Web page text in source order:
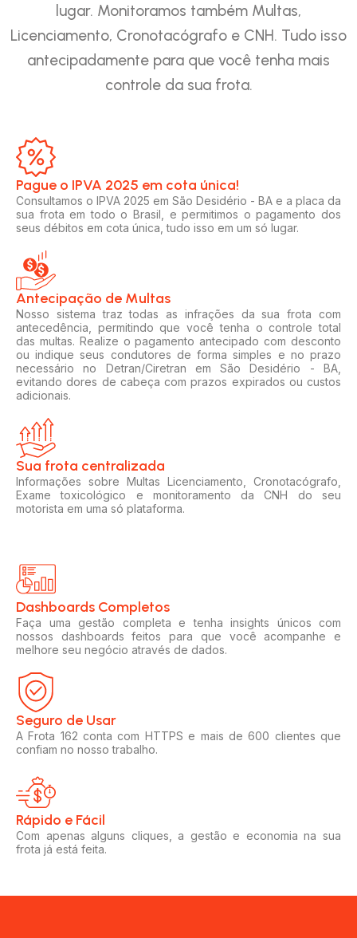
lugar. Monitoramos também Multas,
Licenciamento, Cronotacógrafo e CNH. Tudo isso
antecipadamente para que você tenha mais
controle da sua frota.
Pague o IPVA 2025 em cota única!​
Consultamos o IPVA 2025 em São Desidério - BA e a placa da
sua frota em todo o Brasil, e permitimos o pagamento dos
seus débitos em cota única, tudo isso em um só lugar.
Antecipação de Multas
Nosso sistema traz todas as infrações da sua frota com
antecedência, permitindo que você tenha o controle total
das multas. Realize o pagamento antecipado com desconto
ou indique seus condutores de forma simples e no prazo
necessário no Detran/Ciretran em São Desidério - BA,
evitando dores de cabeça com prazos expirados ou custos
adicionais.
Sua frota centralizada​
Informações sobre Multas Licenciamento, Cronotacógrafo,
Exame toxicológico e monitoramento da CNH do seu
motorista em uma só plataforma.
Dashboards Completos​​
Faça uma gestão completa e tenha insights únicos com
nossos dashboards feitos para que você acompanhe e
melhore seu negócio através de dados.
Seguro de Usar​
A Frota 162 conta com HTTPS e mais de 600 clientes que
confiam no nosso trabalho.
Rápido e Fácil​
Com apenas alguns cliques, a gestão e economia na sua
frota já está feita.